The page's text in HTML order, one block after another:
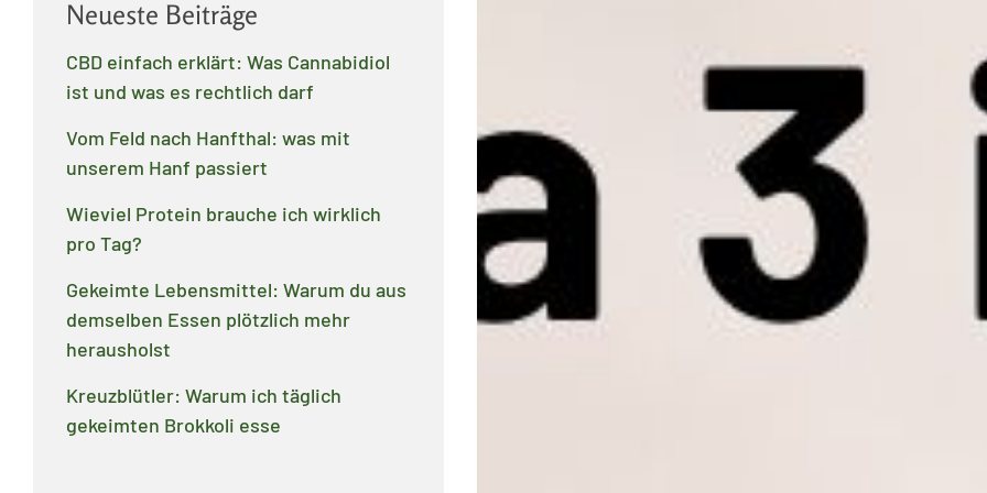
Neueste Beiträge
CBD einfach erklärt: Was Cannabidiol
ist und was es rechtlich darf
Vom Feld nach Hanfthal: was mit
unserem Hanf passiert
Wieviel Protein brauche ich wirklich
pro Tag?
Gekeimte Lebensmittel: Warum du aus
demselben Essen plötzlich mehr
herausholst
Kreuzblütler: Warum ich täglich
gekeimten Brokkoli esse